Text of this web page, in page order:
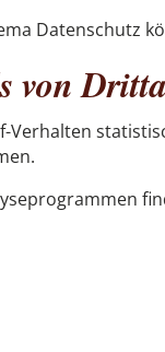
Datenschutz
von
Verhalten